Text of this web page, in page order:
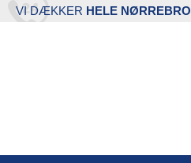
VI DÆKKER HELE NØRREBRO